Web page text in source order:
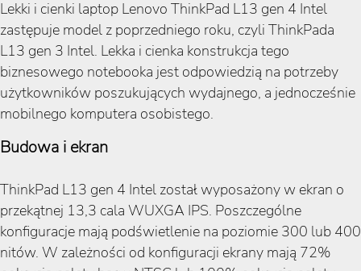
Lekki i cienki laptop Lenovo ThinkPad L13 gen 4 Intel
zastępuje model z poprzedniego roku, czyli ThinkPada
L13 gen 3 Intel. Lekka i cienka konstrukcja tego
biznesowego notebooka jest odpowiedzią na potrzeby
użytkowników poszukujących wydajnego, a jednocześnie
mobilnego komputera osobistego.
Budowa i ekran
ThinkPad L13 gen 4 Intel został wyposażony w ekran o
przekątnej 13,3 cala WUXGA IPS. Poszczególne
konfiguracje mają podświetlenie na poziomie 300 lub 400
nitów. W zależności od konfiguracji ekrany mają 72%